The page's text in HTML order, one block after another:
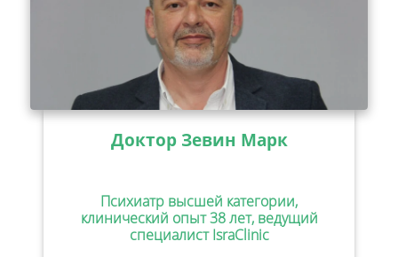
Доктор Зевин Марк
Психиатр высшей категории,
клинический опыт 38 лет, ведущий
специалист IsraClinic